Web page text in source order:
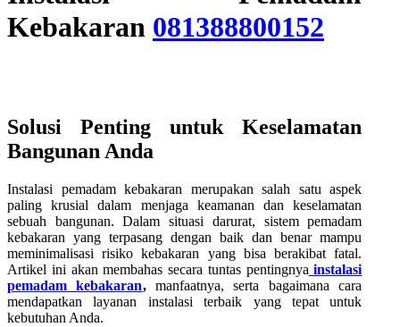
Kebakaran 081388800152
Solusi Penting untuk Keselamatan
Bangunan Anda
Instalasi pemadam kebakaran merupakan salah satu aspek
paling krusial dalam menjaga keamanan dan keselamatan
sebuah bangunan. Dalam situasi darurat, sistem pemadam
kebakaran yang terpasang dengan baik dan benar mampu
meminimalisasi risiko kebakaran yang bisa berakibat fatal.
Artikel ini akan membahas secara tuntas pentingnya instalasi
pemadam kebakaran,manfaatnya, serta bagaimana cara
mendapatkan layanan instalasi terbaik yang tepat untuk
kebutuhan Anda.